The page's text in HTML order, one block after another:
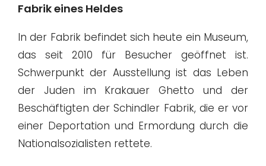
Fabrik eines Heldes
In der Fabrik befindet sich heute ein Museum,
das seit 2010 für Besucher geöffnet ist.
Schwerpunkt der Ausstellung ist das Leben
der Juden im Krakauer Ghetto und der
Beschäftigten der Schindler Fabrik, die er vor
einer Deportation und Ermordung durch die
Nationalsozialisten rettete.